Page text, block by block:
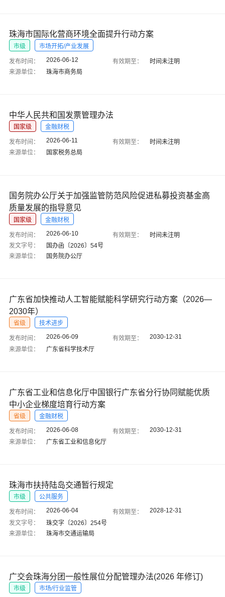
珠海市国际化营商环境全面提升行动方案
市级 市场开拓/产业发展
发布时间： 2026-06-12 有效期至：
时间未注明
来源单位：
珠海市商务局
中华人民共和国发票管理办法
国家级 金融财税
发布时间： 2026-06-11 有效期至：
时间未注明
来源单位：
国家税务总局
国务院办公厅关于加强监管防范风险促进私募投资基金高
质量发展的指导意见
国家级 金融财税
发布时间： 2026-06-10 有效期至：
时间未注明
发文字号：
国办函〔2026〕54号
来源单位：
国务院办公厅
广东省加快推动人工智能赋能科学研究行动方案（2026—
2030年）
省级 技术进步
发布时间： 2026-06-09 有效期至：
2030-12-31
来源单位：
广东省科学技术厅
广东省工业和信息化厅中国银行广东省分行协同赋能优质
中小企业梯度培育行动方案
省级 金融财税
发布时间： 2026-06-08 有效期至：
2030-12-31
来源单位：
广东省工业和信息化厅
珠海市扶持陆岛交通暂行规定
市级 公共服务
发布时间： 2026-06-04 有效期至：
2028-12-31
发文字号：
珠交字〔2026〕254号
来源单位：
珠海市交通运输局
广交会珠海分团一般性展位分配管理办法(2026 年修订)
市级 市场/行业监管